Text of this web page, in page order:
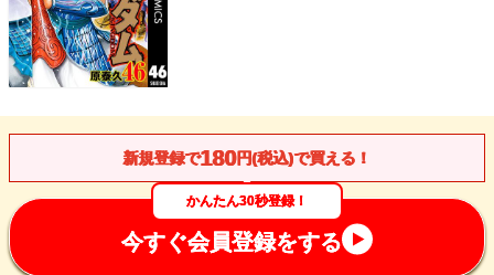
新規登録で180円(税込)で買える！
かんたん30秒登録！
今すぐ会員登録をする